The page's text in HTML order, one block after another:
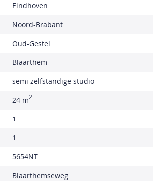
Eindhoven
Noord-Brabant
Oud-Gestel
Blaarthem
semi zelfstandige studio
24 m2
1
1
5654NT
Blaarthemseweg